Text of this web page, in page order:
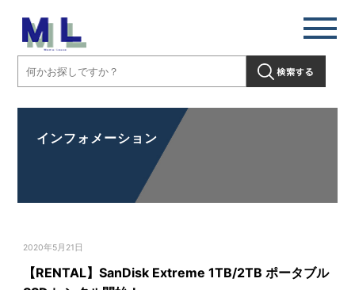
インフォメーション
2020年5月21日
【RENTAL】SanDisk Extreme 1TB/2TB ポータブル